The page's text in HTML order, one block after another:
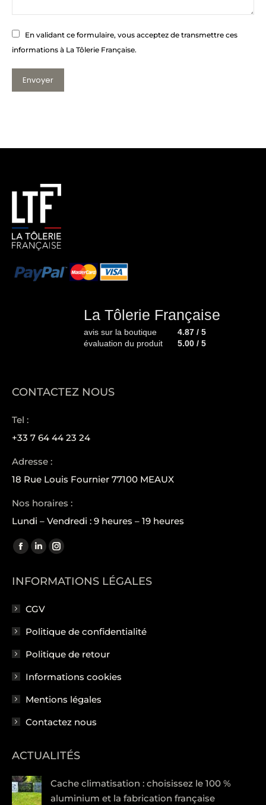
En validant ce formulaire, vous acceptez de transmettre ces
informations à La Tôlerie Française.
Envoyer
La Tôlerie Française
avis sur la boutique
4.87 / 5
évaluation du produit
5.00 / 5
CONTACTEZ NOUS
Tel :
+33 7 64 44 23 24
Adresse :
18 Rue Louis Fournier 77100 MEAUX
Nos horaires :
Lundi – Vendredi : 9 heures – 19 heures
Trouvez nous sur :
La
Facebook
dans
une
fenêtre
La
LinkedIn
dans
une
fenêtre
La
Instagram
une
fenêtre
INFORMATIONS LÉGALES
CGV
Politique de confidentialité
Politique de retour
Informations cookies
Mentions légales
Contactez nous
ACTUALITÉS
Cache climatisation : choisissez le 100 %
aluminium et la fabrication française